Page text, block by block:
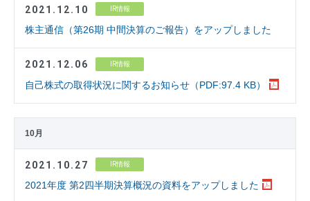
2021.12.10 IR情報
株主通信（第26期 中間決算のご報告）をアップしました
2021.12.06 IR情報
自己株式の取得状況に関するお知らせ（PDF:97.4 KB）
10月
2021.10.27 IR情報
2021年度 第2四半期決算概況の資料をアップしました